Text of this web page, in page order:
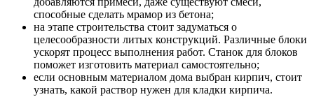
способные сделать мрамор из бетона;
на этапе строительства стоит задуматься о
целесообразности литых конструкций. Различные блоки
ускорят процесс выполнения работ. Станок для блоков
поможет изготовить материал самостоятельно;
если основным материалом дома выбран кирпич, стоит
узнать, какой раствор нужен для кладки кирпича.